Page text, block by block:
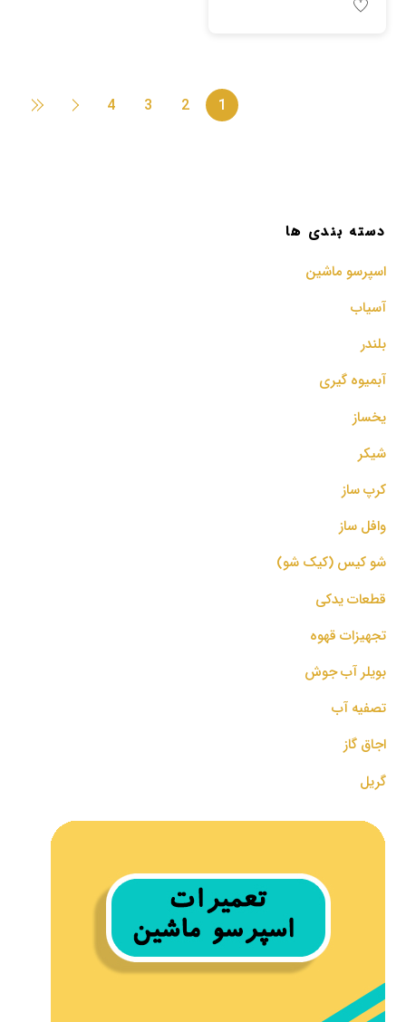
1
2
3
4
دسته بندی ها
اسپرسو‌ ماشین
آسیاب
بلندر
آبمیوه گیری
یخساز
شیکر
کرپ ساز
وافل ساز
شو کیس (کیک شو)
قطعات یدکی
تجهیزات قهوه
بویلر آب جوش
تصفیه آب
اجاق گاز
گریل